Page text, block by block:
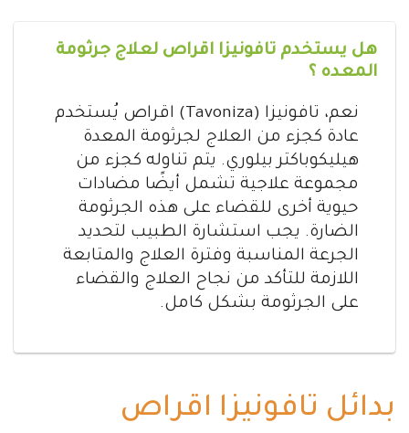
هل يستخدم تافونيزا اقراص لعلاج جرثومة
المعده ؟
نعم، تافونيزا (Tavoniza) اقراص يُستخدم
عادة كجزء من العلاج لجرثومة المعدة
هيليكوباكتر بيلوري. يتم تناوله كجزء من
مجموعة علاجية تشمل أيضًا مضادات
حيوية أخرى للقضاء على هذه الجرثومة
الضارة. يجب استشارة الطبيب لتحديد
الجرعة المناسبة وفترة العلاج والمتابعة
اللازمة للتأكد من نجاح العلاج والقضاء
على الجرثومة بشكل كامل.
بدائل تافونيزا اقراص